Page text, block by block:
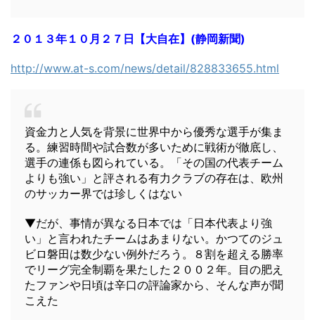
２０１３年１０月２７日【大自在】(静岡新聞)
http://www.at-s.com/news/detail/828833655.html
資金力と人気を背景に世界中から優秀な選手が集ま
る。練習時間や試合数が多いために戦術が徹底し、
選手の連係も図られている。「その国の代表チーム
よりも強い」と評される有力クラブの存在は、欧州
のサッカー界では珍しくはない
▼だが、事情が異なる日本では「日本代表より強
い」と言われたチームはあまりない。かつてのジュ
ビロ磐田は数少ない例外だろう。８割を超える勝率
でリーグ完全制覇を果たした２００２年。目の肥え
たファンや日頃は辛口の評論家から、そんな声が聞
こえた